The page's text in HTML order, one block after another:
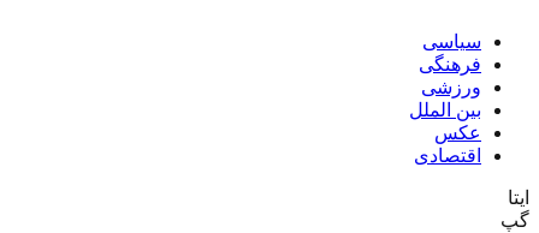
سیاسی
فرهنگی
ورزشی
بین الملل
عکس
اقتصادی
ایتا
گپ